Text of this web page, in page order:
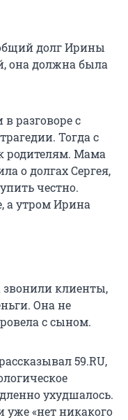
долг Ирины
она должна была
разговоре с
Тогда с
родителям. Мама
о долгах Сергея,
честно.
а утром Ирина
звонили клиенты,
Она не
с сыном.
59.RU,
ухудшалось.
уже «нет никакого